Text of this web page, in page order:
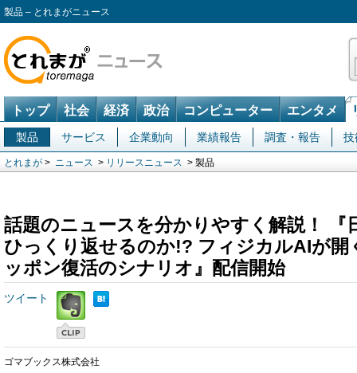
製品 – とれまがニュース
トップ 社会 経済 政治 コンピューター エンタメ
製品 サービス 企業動向 業績報告 調査・報告 技
とれまが > ニュース > リリースニュース > 製品
話題のニュースを分かりやすく解説！ 『
ひっくり返せるのか!? フィジカルAIが開
ッポン復活のシナリオ』配信開始
ツイート
ゴマブックス株式会社